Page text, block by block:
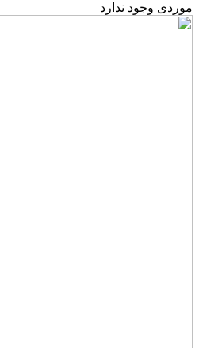
موردی وجود ندارد